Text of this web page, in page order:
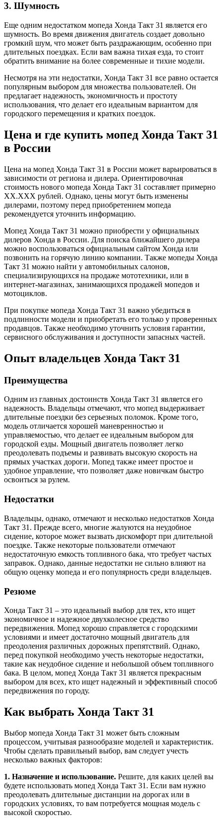
3. Шумность
Еще одним недостатком мопеда Хонда Такт 31 является его
шумность. Во время движения двигатель создает довольно
громкий шум, что может быть раздражающим, особенно при
длительных поездках. Если вам важна тихая езда, то стоит
обратить внимание на более современные и тихие модели.
Несмотря на эти недостатки, Хонда Такт 31 все равно остается
популярным выбором для множества пользователей. Он
предлагает надежность, экономичность и простоту
использования, что делает его идеальным вариантом для
городского перемещения и кратких поездок.
Цена и где купить мопед Хонда Такт 31
в России
Цена на мопед Хонда Такт 31 в России может варьироваться в
зависимости от региона и дилера. Ориентировочная
стоимость нового мопеда Хонда Такт 31 составляет примерно
XX.XXX рублей. Однако, цены могут быть изменены
дилерами, поэтому перед приобретением мопеда
рекомендуется уточнить информацию.
Мопед Хонда Такт 31 можно приобрести у официальных
дилеров Хонда в России. Для поиска ближайшего дилера
можно воспользоваться официальным сайтом Хонда или
позвонить на горячую линию компании. Также мопеды Хонда
Такт 31 можно найти у автомобильных салонов,
специализирующихся на продаже мототехники, или в
интернет-магазинах, занимающихся продажей мопедов и
мотоциклов.
При покупке мопеда Хонда Такт 31 важно убедиться в
подлинности модели и приобретать его только у проверенных
продавцов. Также необходимо уточнить условия гарантии,
сервисного обслуживания и доступности запасных частей.
Опыт владельцев Хонда Такт 31
Преимущества
Одним из главных достоинств Хонда Такт 31 является его
надежность. Владельцы отмечают, что мопед выдерживает
длительные поездки без серьезных поломок. Кроме того,
модель отличается хорошей маневренностью и
управляемостью, что делает ее идеальным выбором для
городской езды. Мощный двигатель позволяет легко
преодолевать подъемы и развивать высокую скорость на
прямых участках дороги. Мопед также имеет простое и
удобное управление, что позволяет даже новичкам быстро
освоиться за рулем.
Недостатки
Владельцы, однако, отмечают и несколько недостатков Хонда
Такт 31. Прежде всего, многие жалуются на неудобное
сидение, которое может вызвать дискомфорт при длительной
поездке. Также некоторые пользователи отмечают
недостаточную емкость топливного бака, что требует частых
заправок. Однако, данные недостатки не сильно влияют на
общую оценку мопеда и его популярность среди владельцев.
Резюме
Хонда Такт 31 – это идеальный выбор для тех, кто ищет
экономичное и надежное двухколесное средство
передвижения. Мопед хорошо справляется с городскими
условиями и имеет достаточно мощный двигатель для
преодоления различных дорожных препятствий. Однако,
перед покупкой необходимо учесть некоторые недостатки,
такие как неудобное сидение и небольшой объем топливного
бака. В целом, мопед Хонда Такт 31 является прекрасным
выбором для всех, кто ищет надежный и эффективный способ
передвижения по городу.
Как выбрать Хонда Такт 31
Выбор мопеда Хонда Такт 31 может быть сложным
процессом, учитывая разнообразие моделей и характеристик.
Чтобы сделать правильный выбор, вам следует учесть
несколько важных факторов:
1. Назначение и использование. Решите, для каких целей вы
будете использовать мопед Хонда Такт 31. Если вам нужно
преодолевать длительные дистанции на дорогах или в
городских условиях, то вам потребуется мощная модель с
высокой скоростью.